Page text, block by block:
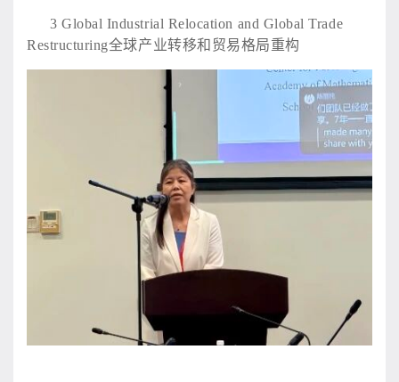
3 Global Industrial Relocation and Global Trade
Restructuring全球产业转移和贸易格局重构